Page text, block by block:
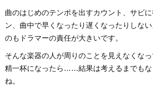
曲のはじめのテンポを出すカウント、サビ
ン、曲中で早くなったり遅くなったりしな
のもドラマーの責任が大きいです。
そんな楽器の人が周りのことを見えなくな
精一杯になったら……結果は考えるまでもな
ね。